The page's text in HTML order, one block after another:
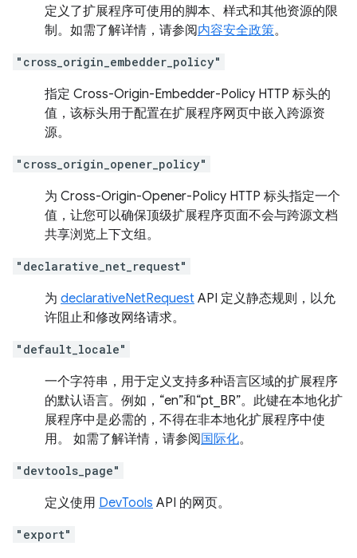
定义了扩展程序可使用的脚本、样式和其他资源的限
制。如需了解详情，请参阅内容安全政策。
"cross_origin_embedder_policy"
指定 Cross-Origin-Embedder-Policy HTTP 标头的
值，该标头用于配置在扩展程序网页中嵌入跨源资
源。
"cross_origin_opener_policy"
为 Cross-Origin-Opener-Policy HTTP 标头指定一个
值，让您可以确保顶级扩展程序页面不会与跨源文档
共享浏览上下文组。
"declarative_net_request"
为 declarativeNetRequest API 定义静态规则，以允
许阻止和修改网络请求。
"default_locale"
一个字符串，用于定义支持多种语言区域的扩展程序
的默认语言。例如，“en”和“pt_BR”。此键在本地化扩
展程序中是必需的，不得在非本地化扩展程序中使
用。 如需了解详情，请参阅 国际化。
"devtools_page"
定义使用 DevTools API 的网页。
"export"